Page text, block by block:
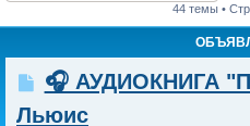
44 темы •
🎧 АУДИОКНИГА
Льюис